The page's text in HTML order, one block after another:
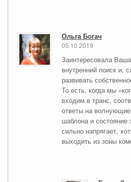
Ольга Богач
05.10.2019
Заинтересовала
внутренний поиск и,
развивать
То есть, когда мы
входим в транс,
ответы на
шаблона и
сильно напрягает,
выходить из зоны